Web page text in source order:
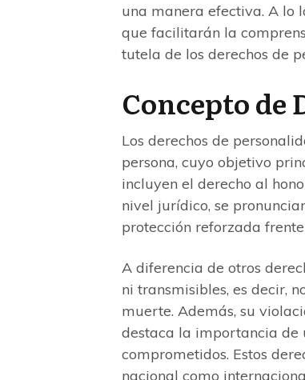
una manera efectiva. A lo
que facilitarán la
tutela de los derechos de
Concepto de
Los derechos de
persona, cuyo objetivo
incluyen el derecho al
nivel jurídico, se
protección reforzada
A diferencia de otros
ni transmisibles, es decir,
muerte. Además, su
destaca la importancia de
comprometidos. Estos
nacional como